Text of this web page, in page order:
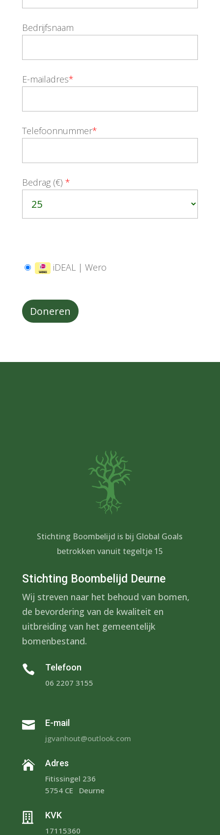
Bedrijfsnaam
E-mailadres*
Telefoonnummer*
Bedrag (€) *
iDEAL | Wero
Stichting Boombelijd is bij Global Goals
betrokken vanuit tegeltje 15
Stichting Boombelijd Deurne
Wij streven naar het behoud van bomen,
de bevordering van de kwaliteit en
uitbreiding van het gemeentelijk
bomenbestand.
 Telefoon
06 2207 3155
 E-mail
jgvanhout@outlook.com
 Adres
Fitissingel 236
5754 CE Deurne
 KVK
17115360